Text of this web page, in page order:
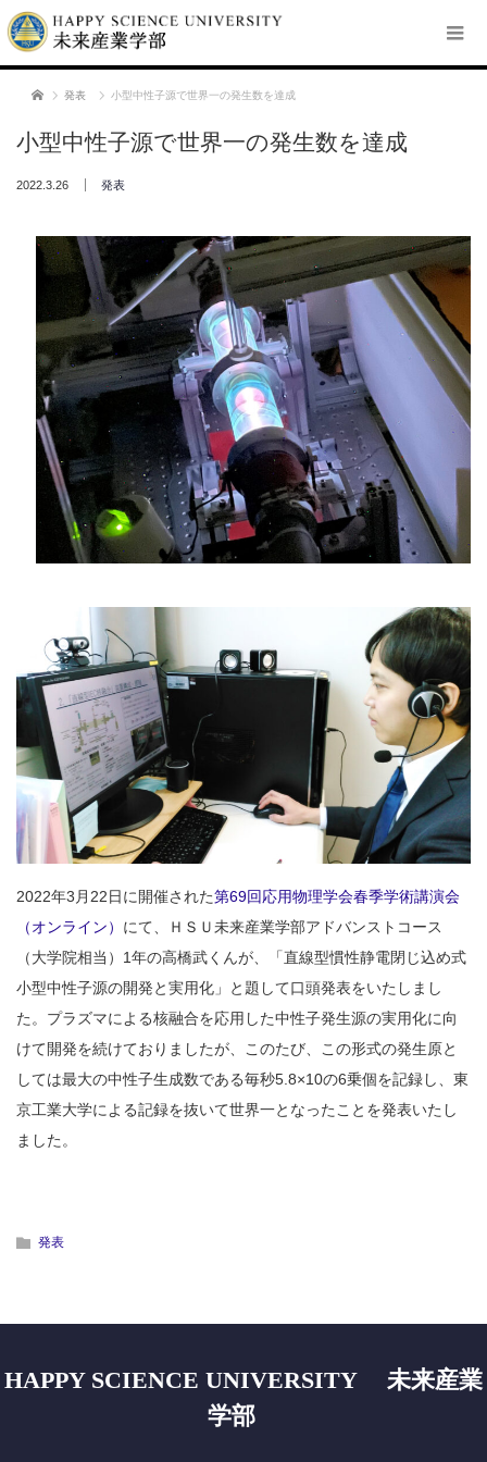
ホーム 発表 小型中性子源で世界一の発生数を達成
小型中性子源で世界一の発生数を達成
2022.3.26 発表
2022年3月22日に開催された第69回応用物理学会春季学術講演会
（オンライン） にて、ＨＳＵ未来産業学部アドバンストコース
（大学院相当）1年の高橋武くんが、「直線型慣性静電閉じ込め式
小型中性子源の開発と実用化」と題して口頭発表をいたしまし
た。プラズマによる核融合を応用した中性子発生源の実用化に向
けて開発を続けておりましたが、このたび、この形式の発生原と
しては最大の中性子生成数である毎秒5.8×10の6乗個を記録し、東
京工業大学による記録を抜いて世界一となったことを発表いたし
ました。
発表
HAPPY SCIENCE UNIVERSITY 未来産業
学部